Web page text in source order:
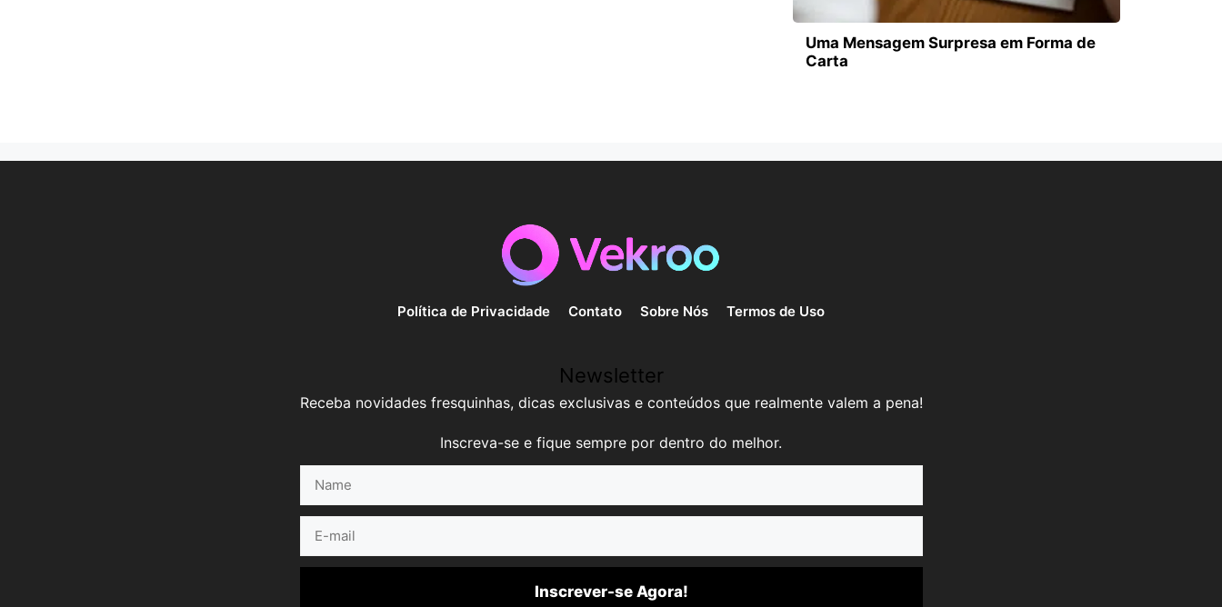
Uma Mensagem Surpresa em Forma de
Carta
Política de Privacidade Contato Sobre Nós Termos de Uso
Newsletter
Receba novidades fresquinhas, dicas exclusivas e conteúdos que realmente valem a pena!
Inscreva-se e fique sempre por dentro do melhor.
mail
Inscrever-se Agora!